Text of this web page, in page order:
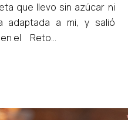
que llevo sin azúcar ni
a mi, y salió
en el Reto...